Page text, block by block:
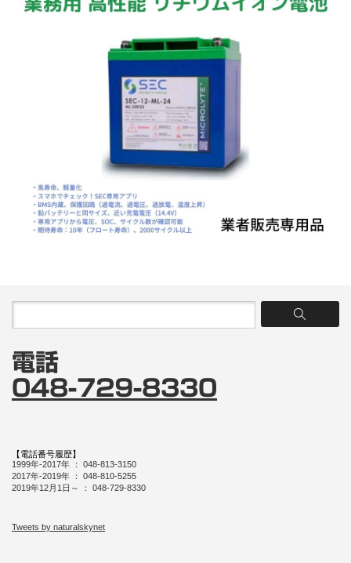
電話
048-729-8330
【電話番号履歴】
1999年-2017年 ： 048-813-3150
2017年-2019年 ： 048-810-5255
2019年12月1日～ ： 048-729-8330
Tweets by naturalskynet